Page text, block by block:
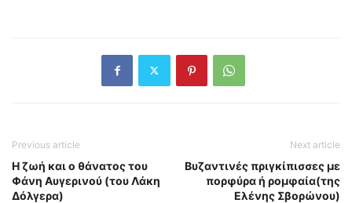
Previous article
Η ζωή και ο θάνατος του
Φάνη Αυγερινού (του Λάκη
Δόλγερα)
Next article
Βυζαντινές πριγκίπισσες με
πορφύρα ή ρομφαία(της
Ελένης Σβορώνου)